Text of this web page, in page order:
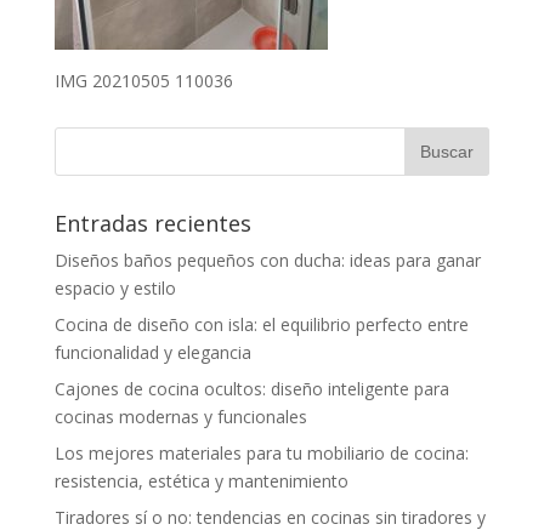
IMG 20210505 110036
Entradas recientes
Diseños baños pequeños con ducha: ideas para ganar
espacio y estilo
Cocina de diseño con isla: el equilibrio perfecto entre
funcionalidad y elegancia
Cajones de cocina ocultos: diseño inteligente para
cocinas modernas y funcionales
Los mejores materiales para tu mobiliario de cocina:
resistencia, estética y mantenimiento
Tiradores sí o no: tendencias en cocinas sin tiradores y